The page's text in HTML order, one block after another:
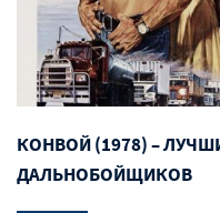
КОНВОЙ (1978) –
ДАЛЬНОБОЙЩИКОВ